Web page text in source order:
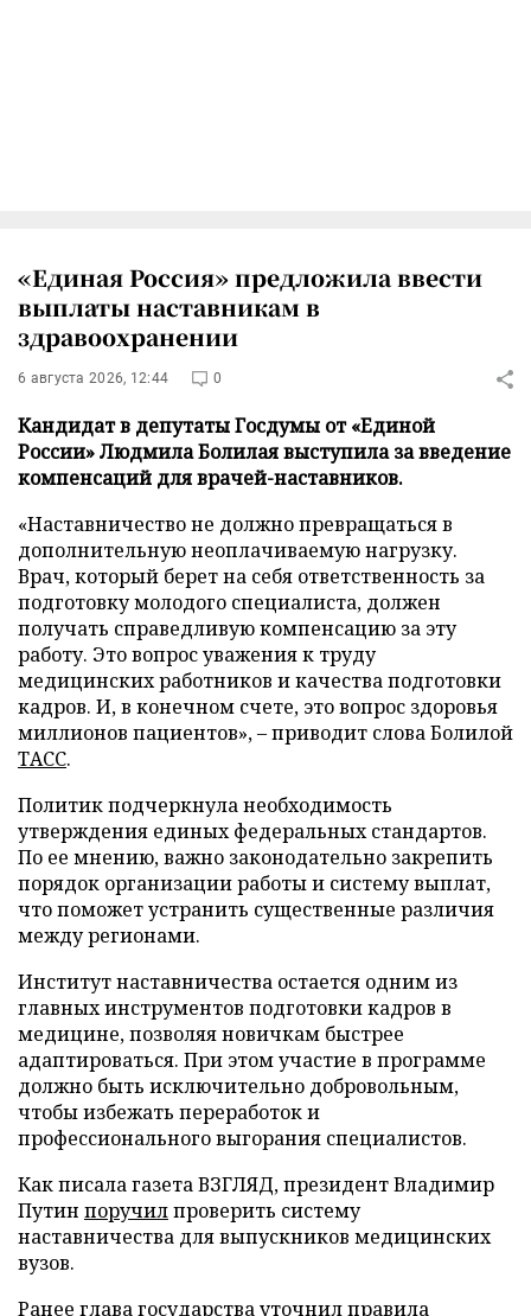
«Единая Россия» предложила ввести
выплаты наставникам в
здравоохранении
6 августа 2026, 12:44 0
Кандидат в депутаты Госдумы от «Единой
России» Людмила Болилая выступила за введение
компенсаций для врачей-наставников.
«Наставничество не должно превращаться в
дополнительную неоплачиваемую нагрузку.
Врач, который берет на себя ответственность за
подготовку молодого специалиста, должен
получать справедливую компенсацию за эту
работу. Это вопрос уважения к труду
медицинских работников и качества подготовки
кадров. И, в конечном счете, это вопрос здоровья
миллионов пациентов», – приводит слова Болилой
ТАСС.
Политик подчеркнула необходимость
утверждения единых федеральных стандартов.
По ее мнению, важно законодательно закрепить
порядок организации работы и систему выплат,
что поможет устранить существенные различия
между регионами.
Институт наставничества остается одним из
главных инструментов подготовки кадров в
медицине, позволяя новичкам быстрее
адаптироваться. При этом участие в программе
должно быть исключительно добровольным,
чтобы избежать переработок и
профессионального выгорания специалистов.
Как писала газета ВЗГЛЯД, президент Владимир
Путин поручилпроверить систему
наставничества для выпускников медицинских
вузов.
Ранее глава государствауточнилправила